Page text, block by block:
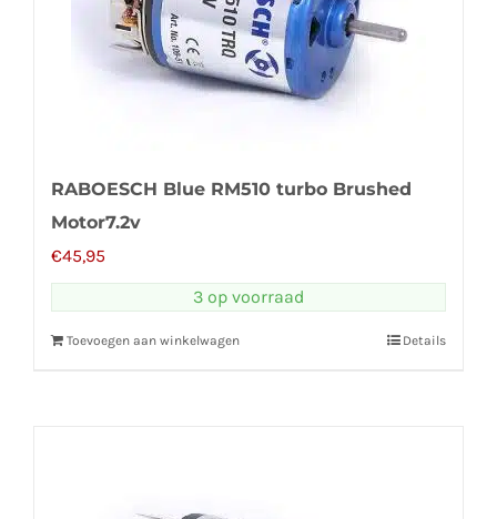
RABOESCH Blue RM510 turbo Brushed
Motor7.2v
€45,95
3 op voorraad
Toevoegen aan winkelwagen Details